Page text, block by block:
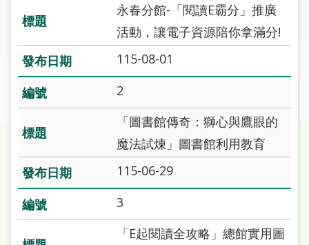
線
申
請
常
問
答
加
入
市
圖
永春分館-「閱讀E霸分」推廣
活動，讓電子資源陪你拿滿分!
115-08-01
2
「圖書館傳奇：獅心與鷹眼的
魔法試煉」圖書館利用教育
115-06-29
3
「E起閱讀全攻略」總館實用圖